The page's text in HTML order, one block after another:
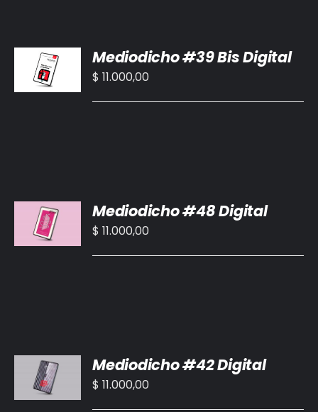
AL
CARRITO
/
Mediodicho #39 Bis Digital
$ 11.000,00
AL
CARRITO
/
Mediodicho #48 Digital
$ 11.000,00
AL
CARRITO
/
Mediodicho #42 Digital
$ 11.000,00